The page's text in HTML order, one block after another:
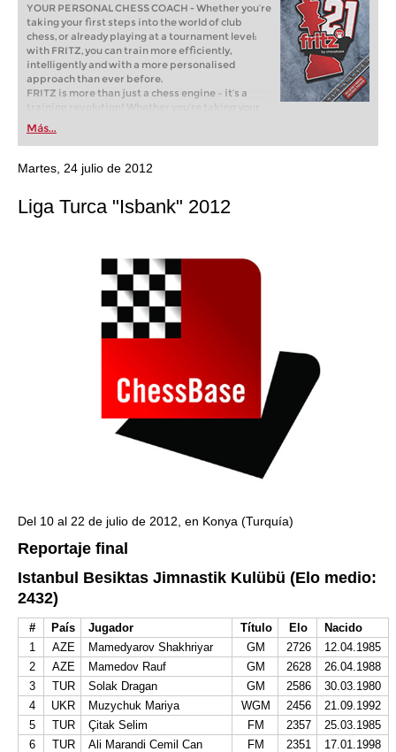
YOUR PERSONAL CHESS COACH - Whether you’re
taking your first steps into the world of club
chess, or already playing at a tournament level:
with FRITZ, you can train more efficiently,
intelligently and with a more personalised
approach than ever before.
FRITZ is more than just a chess engine – it’s a
training revolution! Whether you’re taking your
first steps into the world of club chess, or already
playing at a tournament level: with FRITZ, you can
train more efficiently, intelligently and with a
more personalised approach than ever before.
Más...
Martes, 24 julio de 2012
Liga Turca "Isbank" 2012
Del 10 al 22 de julio de 2012, en Konya (Turquía)
Reportaje final
Istanbul Besiktas Jimnastik Kulübü (Elo medio:
2432)
# País Jugador Título Elo
Nacido
1
AZE Mamedyarov Shakhriyar GM 2726
12.04.1985
2
AZE Mamedov Rauf GM 2628
26.04.1988
3
TUR Solak Dragan GM 2586
30.03.1980
4
UKR Muzychuk Mariya WGM 2456
21.09.1992
5
TUR Çitak Selim FM 2357
25.03.1985
6
TUR Ali Marandi Cemil Can FM 2351
17.01.1998